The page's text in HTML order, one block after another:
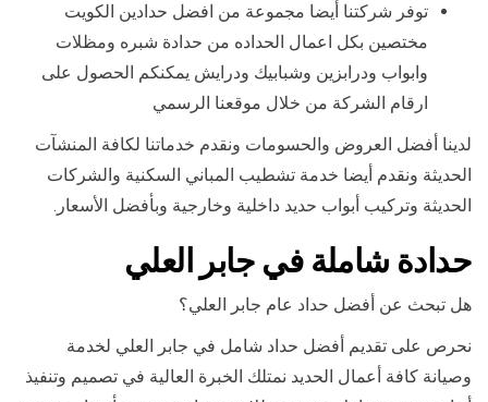
توفر شركتنا أيضا مجموعة من افضل حدادين الكويت
مختصين بكل اعمال الحداده من حدادة شبره ومظلات
وابواب ودرابزين وشبابيك ودرايش يمكنكم الحصول على
ارقام الشركة من خلال موقعنا الرسمي
لدينا أفضل العروض والحسومات ونقدم خدماتنا لكافة المنشآت
الحديثة ونقدم أيضا خدمة تشطيب المباني السكنية والشركات
الحديثة وتركيب أبواب حديد داخلية وخارجية وبأفضل الأسعار.
حدادة شاملة في جابر العلي
هل تبحث عن أفضل حداد عام جابر العلي؟
نحرص على تقديم أفضل حداد شامل في جابر العلي لخدمة
وصيانة كافة أعمال الحديد نمتلك الخبرة العالية في تصميم وتنفيذ